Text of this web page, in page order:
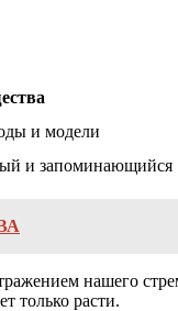
и модели
и запоминающийся
нашего
только расти.